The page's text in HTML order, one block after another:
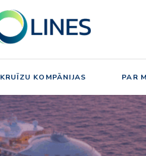
KRUĪZU KOMPĀNIJAS PAR